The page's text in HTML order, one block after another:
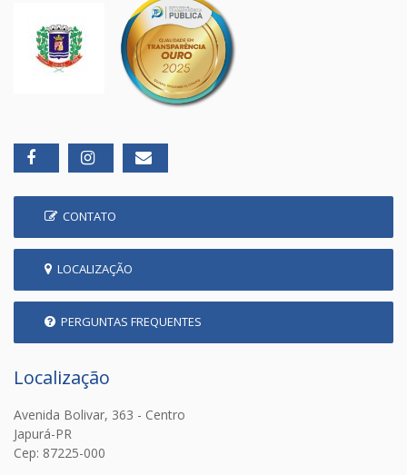
CONTATO
LOCALIZAÇÃO
PERGUNTAS FREQUENTES
Localização
Avenida Bolivar, 363 - Centro
Japurá-PR
Cep: 87225-000